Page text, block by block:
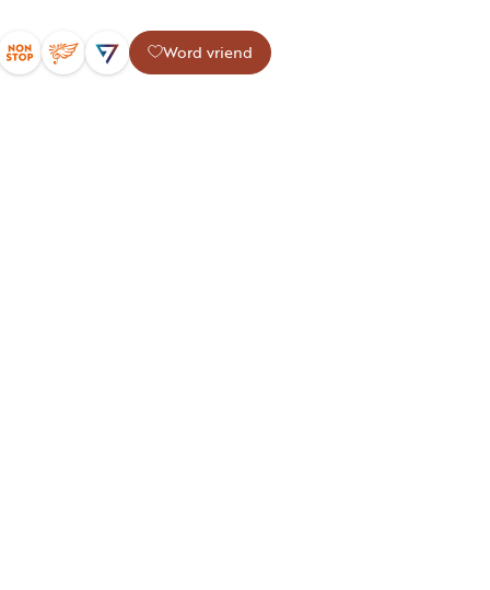
Word vriend